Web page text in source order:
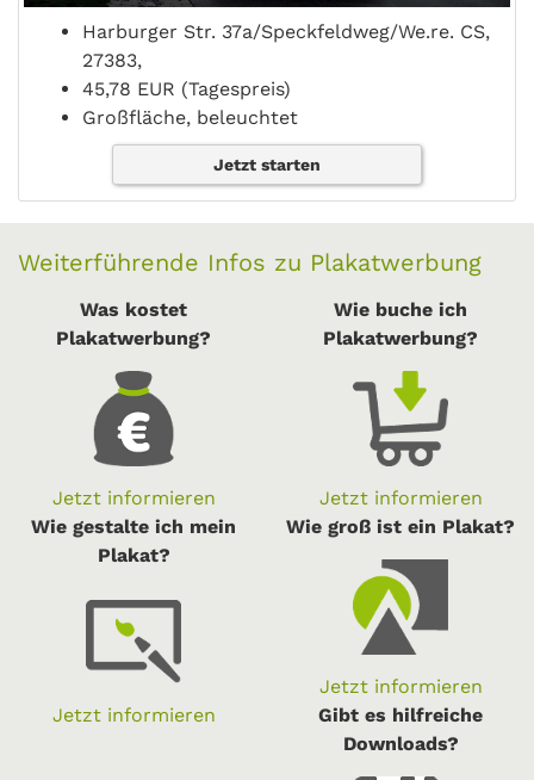
Harburger Str. 37a/Speckfeldweg/We.re. CS,
27383,
45,78 EUR (Tagespreis)
Großfläche, beleuchtet
Jetzt starten
Weiterführende Infos zu Plakatwerbung
Was kostet
Plakatwerbung?
Jetzt informieren
Wie buche ich
Plakatwerbung?
Jetzt informieren
Wie gestalte ich mein
Plakat?
Jetzt informieren
Wie groß ist ein Plakat?
Jetzt informieren
Gibt es hilfreiche
Downloads?